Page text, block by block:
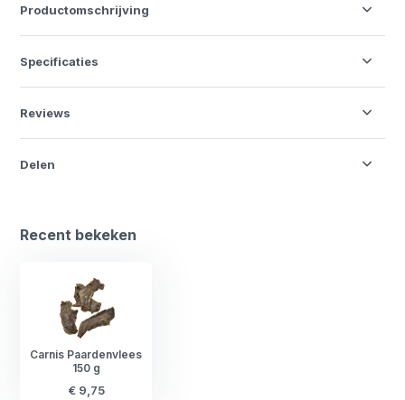
Productomschrijving
Specificaties
Reviews
Delen
Recent bekeken
Carnis Paardenvlees
150 g
€ 9,75